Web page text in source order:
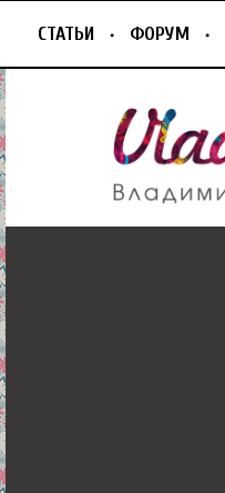
СТАТЬИ ФОРУМ